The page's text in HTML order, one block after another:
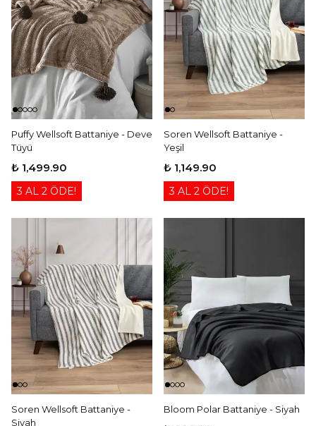
Puffy Wellsoft Battaniye - Deve
Tüyü
₺ 1,499.90
3 AL 2 ÖDE!
Soren Wellsoft Battaniye -
Yeşil
₺ 1,149.90
3 AL 2 ÖDE!
Soren Wellsoft Battaniye -
Siyah
Bloom Polar Battaniye - Siyah